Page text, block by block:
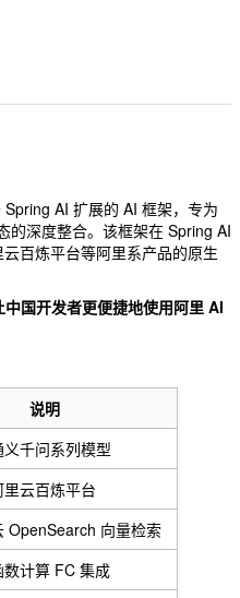
AI 扩展的 AI 框架，专为
的深度整合。该框架在 Spring AI
百炼平台等阿里系产品的原生
中国开发者更便捷地使用阿里 AI
说明
千问系列模型
云百炼平台
OpenSearch 向量检索
计算 FC 集成